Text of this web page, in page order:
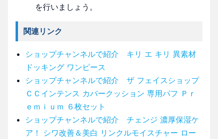
を行いましょう。
関連リンク
ショップチャンネルで紹介 キリ エ キリ 異素材
ドッキング ワンピース
ショップチャンネルで紹介 ザ フェイスショップ
ＣＣインテンス カバークッション 専用パフ Ｐｒ
ｅｍｉｕｍ ６枚セット
ショップチャンネルで紹介 チェンジ 濃厚保湿ケ
ア！ シワ改善＆美白 リンクルモイスチャー ロー